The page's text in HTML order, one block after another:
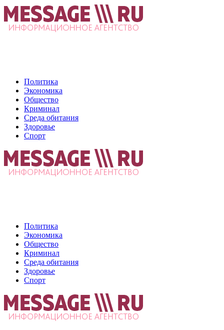
Политика
Экономика
Общество
Криминал
Среда обитания
Здоровье
Спорт
Политика
Экономика
Общество
Криминал
Среда обитания
Здоровье
Спорт